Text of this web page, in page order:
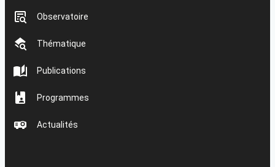
Observatoire
Thématique
Publications
Programmes
Actualités